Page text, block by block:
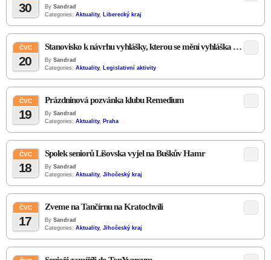
30 By Sandrad
Categories: Aktuality, Liberecký kraj
ČVC
20
Stanovisko k návrhu vyhlášky, kterou se mění vyhláška č. 134/1998 Sb.
By Sandrad
Categories: Aktuality, Legislativní aktivity
ČVC
19
Prázdninová pozvánka klubu Remedium
By Sandrad
Categories: Aktuality, Praha
ČVC
18
Spolek seniorů Lišovska vyjel na Buškův Hamr
By Sandrad
Categories: Aktuality, Jihočeský kraj
ČVC
17
Zveme na Tančírnu na Kratochvíli
By Sandrad
Categories: Aktuality, Jihočeský kraj